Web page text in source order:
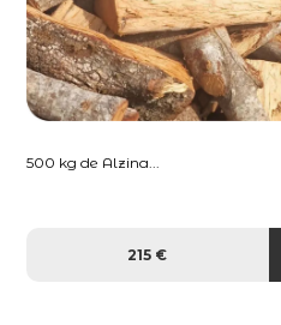
500 kg de Alzina...
215 €